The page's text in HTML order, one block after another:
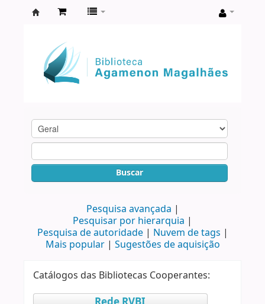
Agamenon
Magalhães
Buscar
Pesquisa avançada
Pesquisar por hierarquia
Pesquisa de autoridade
Nuvem de tags
Mais popular
Sugestões de aquisição
Catálogos das Bibliotecas Cooperantes: